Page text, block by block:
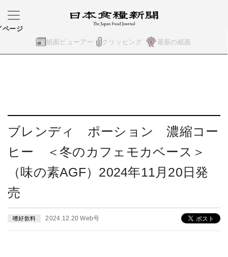
紙面ビューアー クリッピング 最新の紙面
ページ
ブレンディ ポーション 濃縮コー
ヒー ＜冬のカフェモカベース＞
（味の素AGF）2024年11月20日発
売
嗜好飲料 2024.12.20 Web号